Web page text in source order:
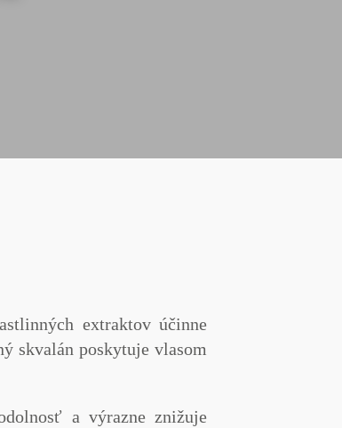
extraktov účinne
skvalán poskytuje vlasom
a výrazne znižuje